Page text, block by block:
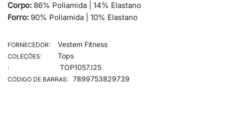
Corpo: 86% Poliamida | 14% Elastano
Forro: 90% Poliamida | 10% Elastano
FORNECEDOR: Vestem Fitness
COLEÇÕES: Tops
: TOP1057.I25
CÓDIGO DE BARRAS: 7899753829739